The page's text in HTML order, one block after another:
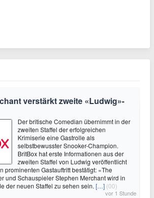
verstärkt zweite «Ludwig»-
Der britische Comedian übernimmt in der
zweiten Staffel der erfolgreichen
Krimiserie eine Gastrolle als
selbstbewusster Snooker-Champion.
BritBox hat erste Informationen aus der
zweiten Staffel von Ludwig veröffentlicht
prominenten Gastauftritt bestätigt: «The
und Schauspieler Stephen Merchant wird in
der neuen Staffel zu sehen sein. […] (00)
vor 1 Stunde